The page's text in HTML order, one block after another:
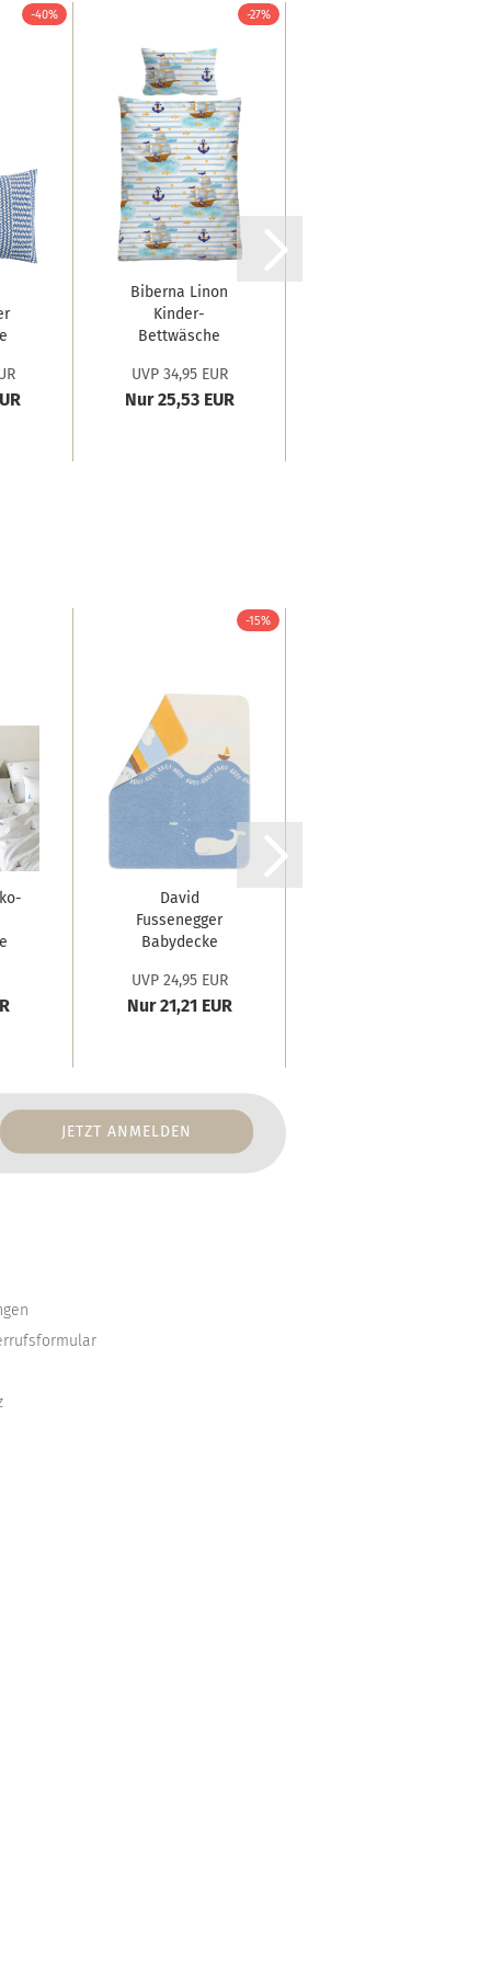
-40% -27%
Biberna Linon
Kinder-
Bettwäsche
UVP 34,95 EUR
Nur 25,53 EUR
-15%
David
Fussenegger
Babydecke
UVP 24,95 EUR
Nur 21,21 EUR